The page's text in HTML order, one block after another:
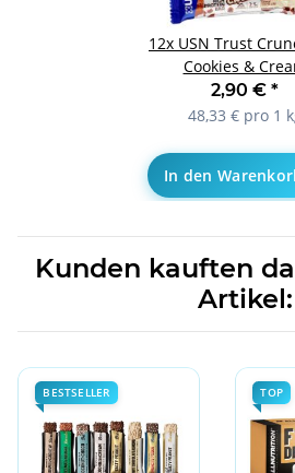
12x USN Trust
Cookies &
2,90 € *
48,33 € pro 1
In den
Kunden kauften
Artikel:
BESTSELLER TOP